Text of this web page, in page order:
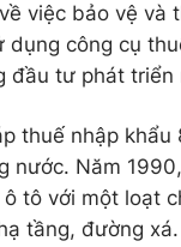
việc bảo vệ và
công cụ
đầu tư phát triển
thuế nhập
nước. Năm
tô với một loạt
tầng, đường